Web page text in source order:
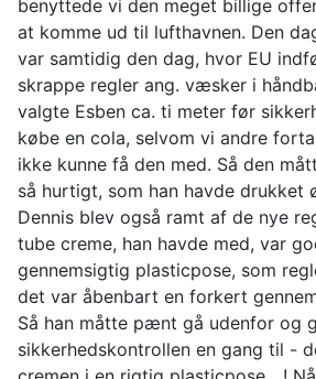
benyttede vi den meget billige
at komme ud til lufthavnen. Den
var samtidig den dag, hvor EU
skrappe regler ang. væsker i
valgte Esben ca. ti meter før
købe en cola, selvom vi andre
ikke kunne få den med. Så den
så hurtigt, som han havde drukket
Dennis blev også ramt af de nye
tube creme, han havde med, var
gennemsigtig plasticpose, som
det var åbenbart en forkert
Så han måtte pænt gå udenfor og
sikkerhedskontrollen en gang til -